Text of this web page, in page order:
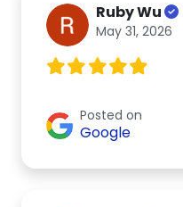
Ruby Wu
May 31, 2026
Posted on
Google